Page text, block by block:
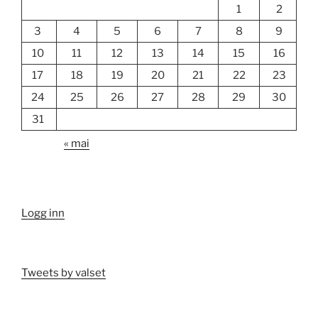
1
2
3
4 5 6 7 8
9
10
11 12 13 14 15
16
17
18 19 20 21 22
23
24
25 26 27 28 29
30
31
« mai
Logg inn
Tweets by valset